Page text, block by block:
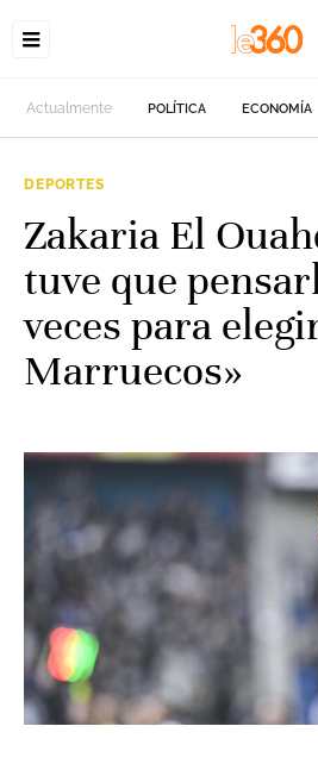
Actualmente POLÍTICA ECONOMÍA
DEPORTES
Zakaria El
tuve que
veces para
Marruecos»